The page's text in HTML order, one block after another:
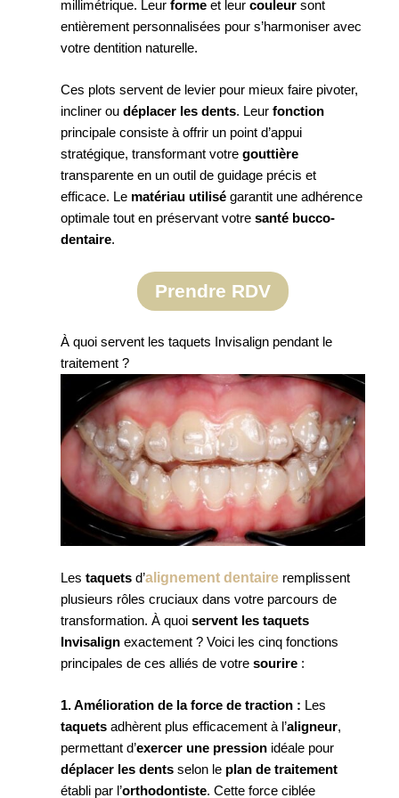
millimétrique. Leur formeet leur couleursont
entièrement personnalisées pour s’harmoniser avec
votre dentition naturelle.
Ces plots servent de levier pour mieux faire pivoter,
incliner ou déplacer les dents. Leur fonction
principale consiste à offrir un point d’appui
stratégique, transformant votre gouttière
transparente en un outil de guidage précis et
efficace. Le matériau utiliségarantit une adhérence
optimale tout en préservant votre santé bucco-
dentaire.
Prendre RDV
À quoi servent les taquets Invisalign pendant le
traitement ?
Les taquetsd’alignement dentaireremplissent
plusieurs rôles cruciaux dans votre parcours de
transformation. À quoi servent les taquets
Invisalignexactement ? Voici les cinq fonctions
principales de ces alliés de votre sourire:
1. Amélioration de la force de traction : Les
taquetsadhèrent plus efficacement à l’aligneur,
permettant d’exercer une pressionidéale pour
déplacer les dentsselon le plan de traitement
établi par l’orthodontiste. Cette force ciblée